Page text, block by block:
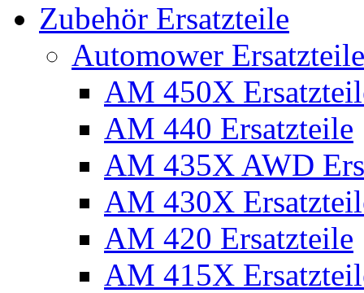
Zubehör Ersatzteile
Automower
AM 450X
AM 440 Ersatzteile
AM 435X AWD
AM 430X
AM 420 Ersatzteile
AM 415X